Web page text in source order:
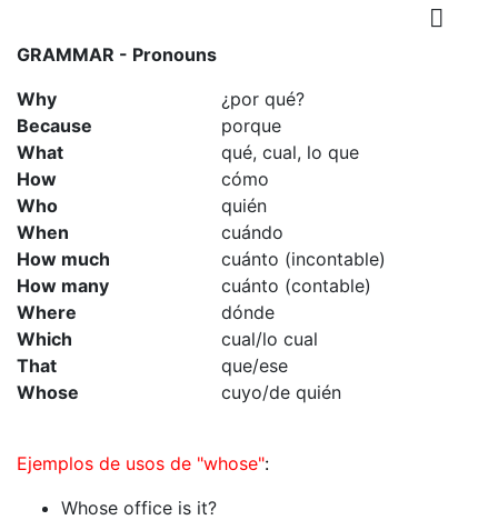
GRAMMAR - Pronouns
Why
¿por qué?
Because
porque
What
qué, cual, lo que
How
cómo
Who
quién
When
cuándo
How much
cuánto (incontable)
How many
cuánto (contable)
Where
dónde
Which
cual/lo cual
That
que/ese
Whose
cuyo/de quién
Ejemplos de usos de "whose":
Whose office is it?